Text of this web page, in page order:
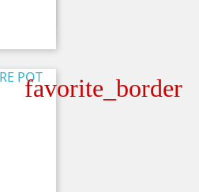
favorite_border